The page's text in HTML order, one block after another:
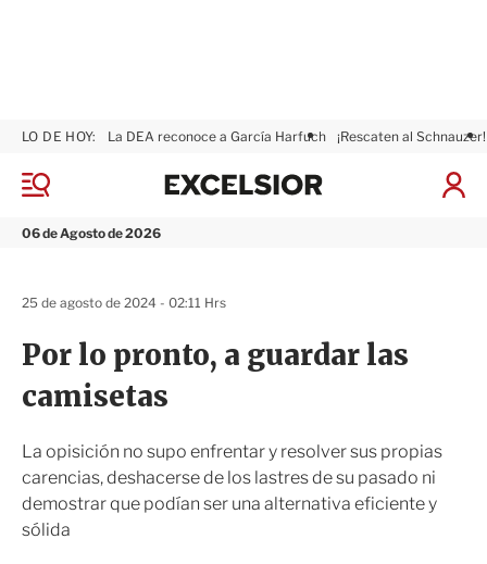
M
n
06 de Agosto de 2026
LO DE HOY: La DEA reconoce a García Harfuch ¡Rescaten al Schnauzer!
I
x
r
Por lo pronto, a guardar las
camisetas
La opisición no supo enfrentar y resolver sus propias
carencias, deshacerse de los lastres de su pasado ni
demostrar que podían ser una alternativa eficiente y
sólida
25 de agosto de 2024 - 02:11 Hrs